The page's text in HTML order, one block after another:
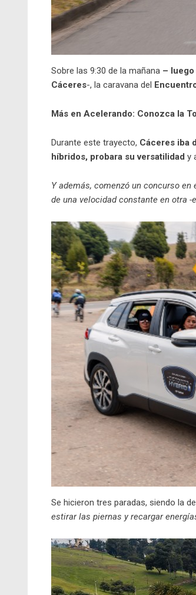
Sobre las 9:30 de la mañana –
Cáceres-, la caravana del
Más en Acelerando: Conozca la
Durante este trayecto, Cáceres iba
híbridos, probara su versatilidad y
Y además, comenzó un concurso
de una velocidad constante en otra -
Se hicieron tres paradas, siendo la
estirar las piernas y recargar